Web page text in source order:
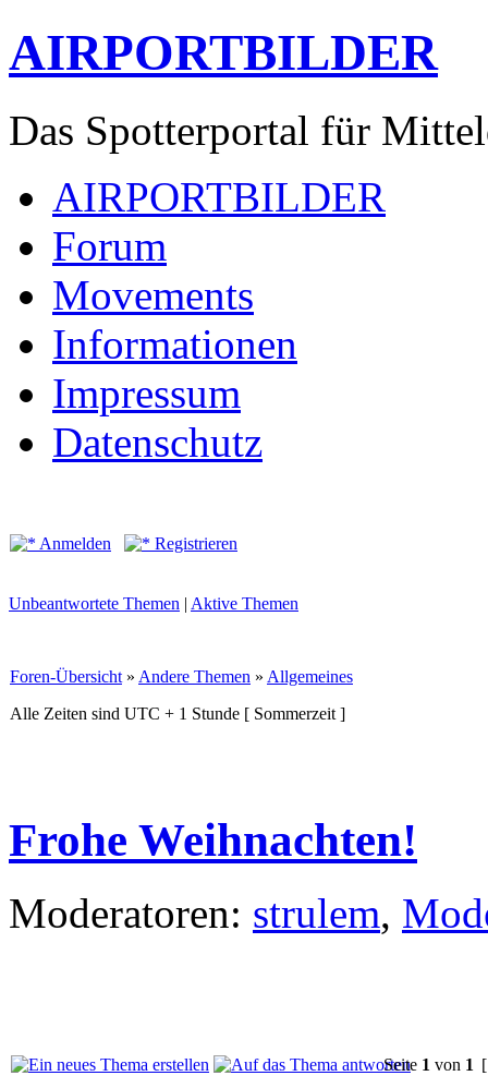
AIRPORTBILDER
Das Spotterportal für
AIRPORTBILDER
Forum
Movements
Informationen
Impressum
Datenschutz
Anmelden Registrieren
Unbeantwortete Themen | Aktive Themen
Foren-Übersicht » Andere Themen » Allgemeines
Alle Zeiten sind UTC + 1 Stunde [ Sommerzeit ]
Frohe Weihnachten!
Moderatoren: strulem,
Seite 1 von 1